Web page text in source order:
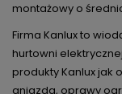
montażowy o
Firma Kanlux to
hurtowni
produkty Kanlux jak
gniazda, oprawy